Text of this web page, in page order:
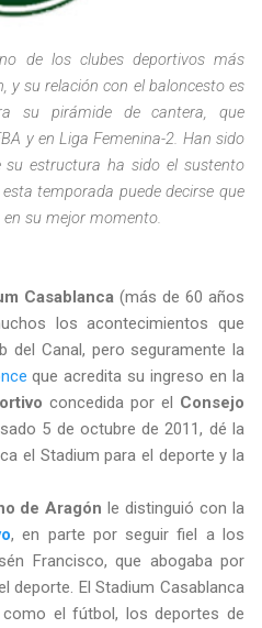
de los clubes deportivos más
y su relación con el baloncesto es
su pirámide de cantera, que
y en Liga Femenina-2. Han sido
su estructura ha sido el sustento
temporada puede decirse que
su mejor momento.
Casablanca (más de 60 años
los acontecimientos que
del Canal, pero seguramente la
que acredita su ingreso en la
concedida por el Consejo
5 de octubre de 2011, dé la
el Stadium para el deporte y la
de Aragón le distinguió con la
, en parte por seguir fiel a los
Francisco, que abogaba por
deporte. El Stadium Casablanca
el fútbol, los deportes de